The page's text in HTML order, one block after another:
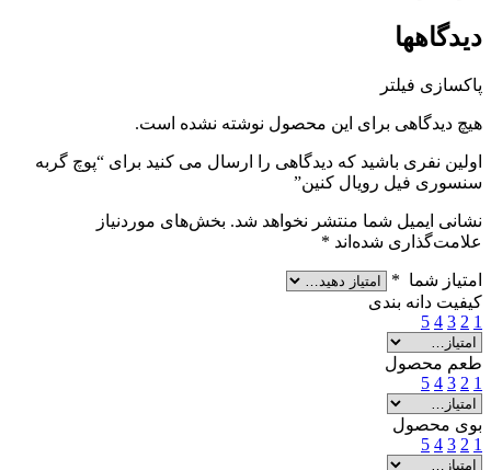
دیدگاهها
پاکسازی فیلتر
هیچ دیدگاهی برای این محصول نوشته نشده است.
اولین نفری باشید که دیدگاهی را ارسال می کنید برای “پوچ گربه
سنسوری فیل رویال کنین”
نشانی ایمیل شما منتشر نخواهد شد. بخش‌های موردنیاز
علامت‌گذاری شده‌اند *
امتیاز شما *
کیفیت دانه بندی
1
2
3
4
5
طعم محصول
1
2
3
4
5
بوی محصول
1
2
3
4
5